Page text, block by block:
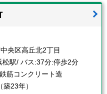
央区高丘北2丁目
松駅/ バス:37分:停歩2分
筋コンクリート造
23年）